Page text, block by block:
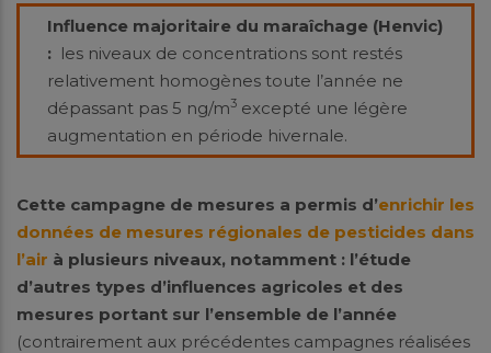
Influence majoritaire du maraîchage (Henvic)
: les niveaux de concentrations sont restés
relativement homogènes toute l’année ne
dépassant pas 5 ng/m3 excepté une légère
augmentation en période hivernale.
Cette campagne de mesures a permis d’enrichir les
données de mesures régionales de pesticides dans
l’air à plusieurs niveaux, notamment : l’étude
d’autres types d’influences agricoles et des
mesures portant sur l’ensemble de l’année
(contrairement aux précédentes campagnes réalisées